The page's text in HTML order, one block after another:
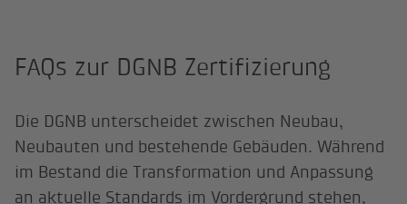
FAQs zur DGNB Zertifizierung
Die DGNB unterscheidet zwischen Neubau,
Neubauten und bestehende Gebäuden. Während
im Bestand die Transformation und Anpassung
an aktuelle Standards im Vordergrund stehen,